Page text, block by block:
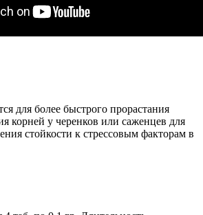
для более быстрого прорастания
корней у черенков или саженцев для
стойкости к стрессовым факторам в